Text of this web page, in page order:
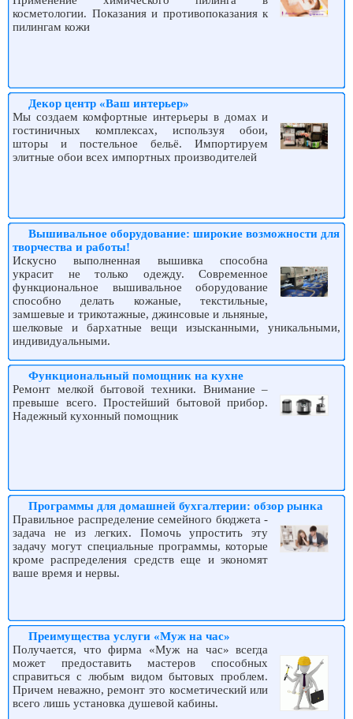
косметологии. Показания и противопоказания к
пилингам кожи
Декор центр «Ваш интерьер»
Мы создаем комфортные интерьеры в домах и
гостиничных комплексах, используя обои,
шторы и постельное бельё. Импортируем
элитные обои всех импортных производителей
Вышивальное оборудование: широкие возможности для
творчества и работы!
Искусно выполненная вышивка способна
украсит не только одежду. Современное
функциональное вышивальное оборудование
способно делать кожаные, текстильные,
замшевые и трикотажные, джинсовые и льняные,
шелковые и бархатные вещи изысканными, уникальными,
индивидуальными.
Функциональный помощник на кухне
Ремонт мелкой бытовой техники. Внимание –
превыше всего. Простейший бытовой прибор.
Надежный кухонный помощник
Программы для домашней бухгалтерии: обзор рынка
Правильное распределение семейного бюджета -
задача не из легких. Помочь упростить эту
задачу могут специальные программы, которые
кроме распределения средств еще и экономят
ваше время и нервы.
Преимущества услуги «Муж на час»
Получается, что фирма «Муж на час» всегда
может предоставить мастеров способных
справиться с любым видом бытовых проблем.
Причем неважно, ремонт это косметический или
всего лишь установка душевой кабины.